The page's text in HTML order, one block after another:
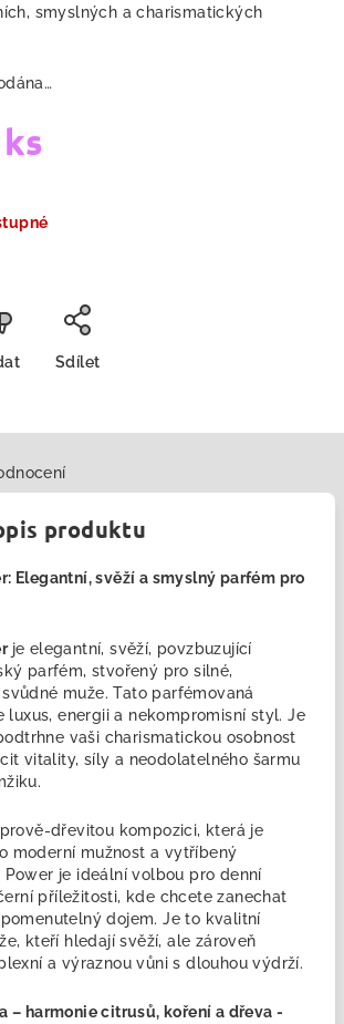
smyslných a charismatických
Sdílet
produktu
Elegantní, svěží a smyslný parfém pro
je elegantní, svěží, povzbuzující
parfém, stvořený pro silné,
muže. Tato parfémovaná
luxus, energii a nekompromisní styl. Je
vaši charismatickou osobnost
vitality, síly a neodolatelného šarmu
dřevitou kompozici, která je
moderní mužnost a vytříbený
Power je ideální volbou pro denní
příležitosti, kde chcete zanechat
dojem. Je to kvalitní
, kteří hledají svěží, ale zároveň
a výraznou vůni s dlouhou výdrží.
– harmonie citrusů, koření a dřeva -